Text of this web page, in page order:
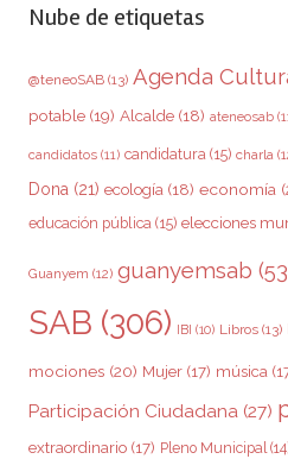
Nube de etiquetas
@teneoSAB (13) Agenda
potable (19) Alcalde (18) ateneosab
candidatos (11) candidatura (15) charla
Dona (21) ecología (18) economía
educación pública (15) elecciones
Guanyem (12) guanyemsab
SAB (306) IBI (10) Libros (13)
mociones (20) Mujer (17) música
Participación Ciudadana (27)
extraordinario (17) Pleno Municipal